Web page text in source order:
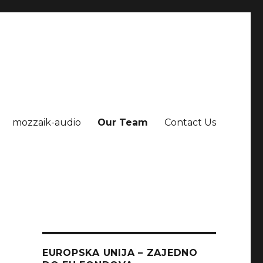
mozzaik-audio Our Team Contact Us
EUROPSKA UNIJA – ZAJEDNO